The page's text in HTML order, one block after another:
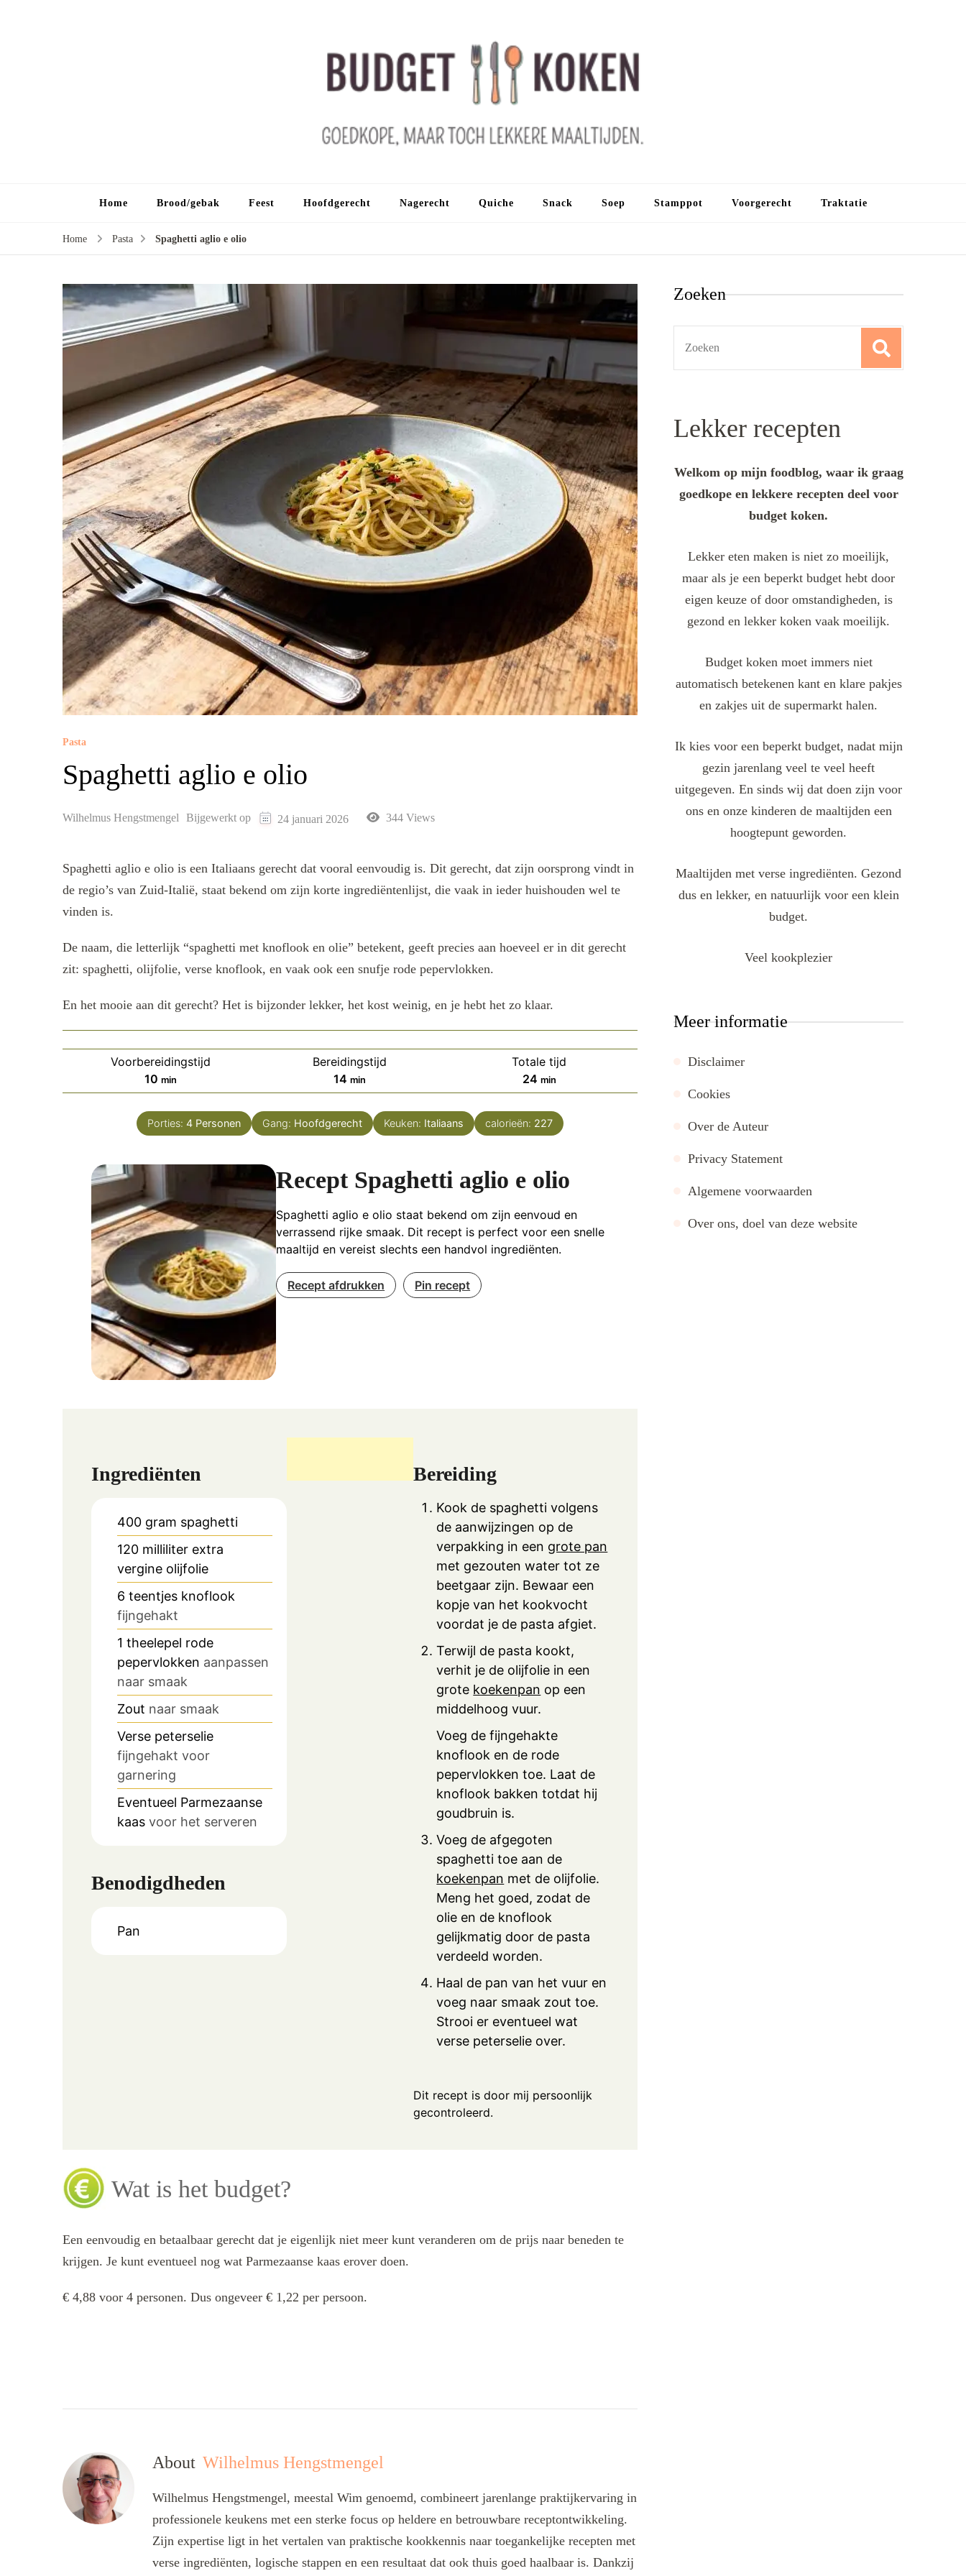
Home Brood/gebak Feest Hoofdgerecht Nagerecht Quiche Snack Soep Stamppot Voorgerecht Traktatie
Home Pasta Spaghetti aglio e olio
Pasta
Spaghetti aglio e olio
Wilhelmus Hengstmengel Bijgewerkt op 24 januari 2026 344 Views
Spaghetti aglio e olio is een Italiaans gerecht dat vooral eenvoudig is. Dit gerecht, dat zijn oorsprong vindt in
de regio’s van Zuid-Italië, staat bekend om zijn korte ingrediëntenlijst, die vaak in ieder huishouden wel te
vinden is.
De naam, die letterlijk “spaghetti met knoflook en olie” betekent, geeft precies aan hoeveel er in dit gerecht
zit: spaghetti, olijfolie, verse knoflook, en vaak ook een snufje rode pepervlokken.
En het mooie aan dit gerecht? Het is bijzonder lekker, het kost weinig, en je hebt het zo klaar.
Voorbereidingstijd
10 minuten
min
Bereidingstijd
14 minuten
min
Totale tijd
24minuten
min
Porties: 4 Personen Gang: Hoofdgerecht Keuken: Italiaans calorieën: 227
Recept Spaghetti aglio e olio
Spaghetti aglio e olio staat bekend om zijn eenvoud en
verrassend rijke smaak. Dit recept is perfect voor een snelle
maaltijd en vereist slechts een handvol ingrediënten.
Recept afdrukken Pin recept
Ingrediënten
400 gram spaghetti
120 milliliter extra
vergine olijfolie
6 teentjes knoflook
fijngehakt
1 theelepel rode
pepervlokken aanpassen
naar smaak
Zout naar smaak
Verse peterselie
fijngehakt voor
garnering
Eventueel Parmezaanse
kaas voor het serveren
Benodigdheden
Pan
Bereiding
Kook de spaghetti volgens
de aanwijzingen op de
verpakking in een grote pan
met gezouten water tot ze
beetgaar zijn. Bewaar een
kopje van het kookvocht
voordat je de pasta afgiet.
Terwijl de pasta kookt,
verhit je de olijfolie in een
grote koekenpan op een
middelhoog vuur.
Voeg de fijngehakte
knoflook en de rode
pepervlokken toe. Laat de
knoflook bakken totdat hij
goudbruin is.
Voeg de afgegoten
spaghetti toe aan de
koekenpan met de olijfolie.
Meng het goed, zodat de
olie en de knoflook
gelijkmatig door de pasta
verdeeld worden.
Haal de pan van het vuur en
voeg naar smaak zout toe.
Strooi er eventueel wat
verse peterselie over.
Dit recept is door mij persoonlijk
gecontroleerd.
Wat is het budget?
Een eenvoudig en betaalbaar gerecht dat je eigenlijk niet meer kunt veranderen om de prijs naar beneden te
krijgen. Je kunt eventueel nog wat Parmezaanse kaas erover doen.
€ 4,88 voor 4 personen. Dus ongeveer € 1,22 per persoon.
About Wilhelmus Hengstmengel
Wilhelmus Hengstmengel, meestal Wim genoemd, combineert jarenlange praktijkervaring in
professionele keukens met een sterke focus op heldere en betrouwbare receptontwikkeling.
Zijn expertise ligt in het vertalen van praktische kookkennis naar toegankelijke recepten met
verse ingrediënten, logische stappen en een resultaat dat ook thuis goed haalbaar is. Dankzij
Zoeken
Lekker recepten
Welkom op mijn foodblog, waar ik graag
goedkope en lekkere recepten deel voor
budget koken.
Lekker eten maken is niet zo moeilijk,
maar als je een beperkt budget hebt door
eigen keuze of door omstandigheden, is
gezond en lekker koken vaak moeilijk.
Budget koken moet immers niet
automatisch betekenen kant en klare pakjes
en zakjes uit de supermarkt halen.
Ik kies voor een beperkt budget, nadat mijn
gezin jarenlang veel te veel heeft
uitgegeven. En sinds wij dat doen zijn voor
ons en onze kinderen de maaltijden een
hoogtepunt geworden.
Maaltijden met verse ingrediënten. Gezond
dus en lekker, en natuurlijk voor een klein
budget.
Veel kookplezier
Meer informatie
Disclaimer
Cookies
Over de Auteur
Privacy Statement
Algemene voorwaarden
Over ons, doel van deze website